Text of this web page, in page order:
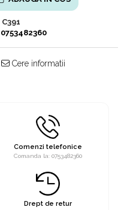
C391
0753482360
Cere informatii
Comenzi telefonice
Comanda la: 0753482360
Drept de retur